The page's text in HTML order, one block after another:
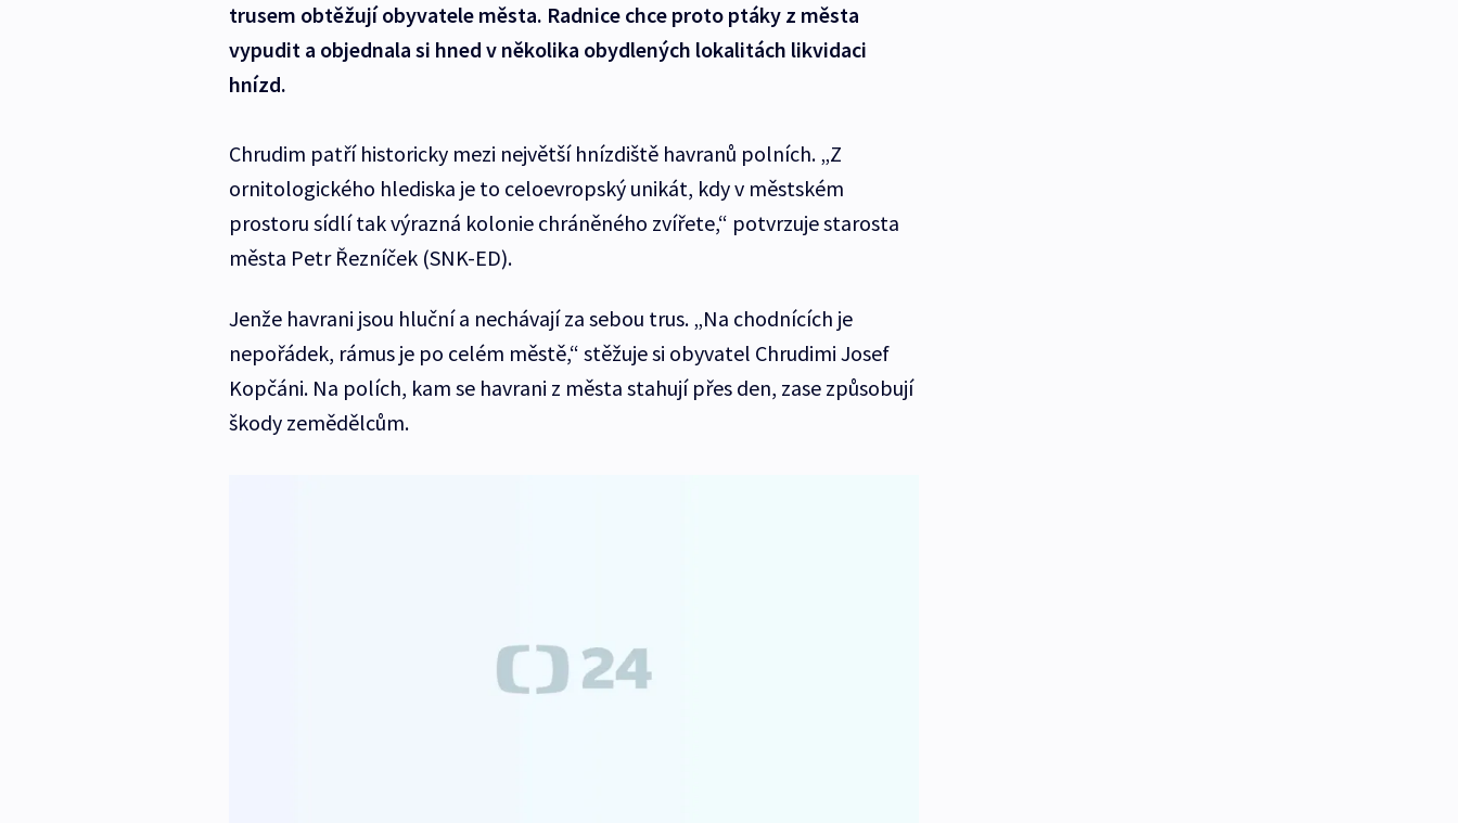
trusem obtěžují obyvatele města. Radnice chce proto ptáky z města
vypudit a objednala si hned v několika obydlených lokalitách likvidaci
hnízd.
Chrudim patří historicky mezi největší hnízdiště havranů polních. „Z
ornitologického hlediska je to celoevropský unikát, kdy v městském
prostoru sídlí tak výrazná kolonie chráněného zvířete,“ potvrzuje starosta
města Petr Řezníček (SNK-ED).
Jenže havrani jsou hluční a nechávají za sebou trus. „Na chodnících je
nepořádek, rámus je po celém městě,“ stěžuje si obyvatel Chrudimi Josef
Kopčáni. Na polích, kam se havrani z města stahují přes den, zase způsobují
škody zemědělcům.